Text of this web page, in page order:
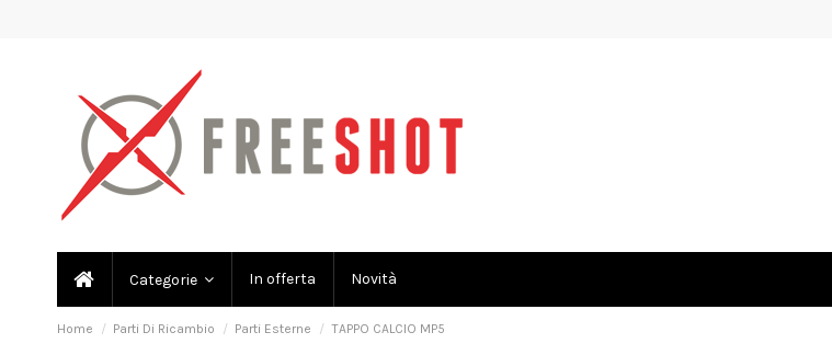
Categorie In offerta Novità
Home Parti Di Ricambio Parti Esterne TAPPO CALCIO MP5